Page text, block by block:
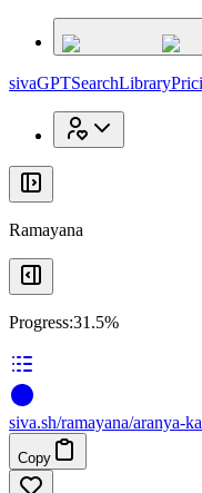
sivaGPTSearchLibrary
Ramayana
Progress:31.5%
siva.sh/ramayana/aranya-
Copy